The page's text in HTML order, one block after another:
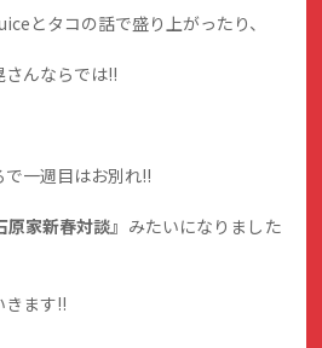
とタコの話で盛り上がったり、
んならでは!!
一週目はお別れ!!
原家新春対談』 みたいになりました
きます!!